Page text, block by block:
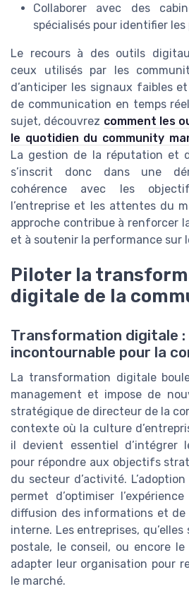
Collaborer avec des
spécialisés pour identifier les
Le recours à des outils
ceux utilisés par les
d’anticiper les signaux faibles
de communication en temps
sujet, découvrez comment les
le quotidien du community
La gestion de la réputation et
s’inscrit donc dans une
cohérence avec les
l’entreprise et les attentes du
approche contribue à renforcer
et à soutenir la performance sur
Piloter la
digitale de la
Transformation digitale :
incontournable pour la
La transformation digitale
management et impose de
stratégique de directeur de la
contexte où la culture
il devient essentiel d’intégrer
pour répondre aux objectifs
du secteur d’activité.
permet d’optimiser
diffusion des informations et
interne. Les entreprises,
postale, le conseil, ou encore
adapter leur organisation pour
le marché.